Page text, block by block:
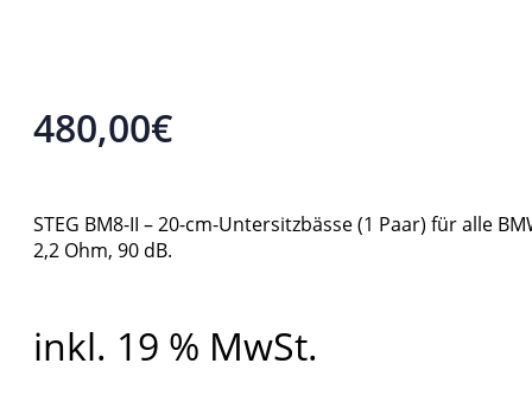
480,00€
STEG BM8-II – 20-cm-Untersitzbässe (1 Paar) für alle
2,2 Ohm, 90 dB.
inkl. 19 % MwSt.